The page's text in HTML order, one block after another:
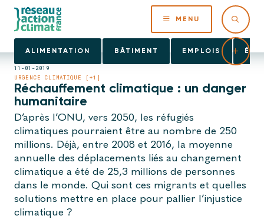
MENU
ALIMENTATION BÂTIMENT EMPLOIS
11-01-2019
URGENCE CLIMATIQUE [+1]
Réchauffement climatique : un danger
humanitaire
D’après l’ONU, vers 2050, les réfugiés
climatiques pourraient être au nombre de 250
millions. Déjà, entre 2008 et 2016, la moyenne
annuelle des déplacements liés au changement
climatique a été de 25,3 millions de personnes
dans le monde. Qui sont ces migrants et quelles
solutions mettre en place pour pallier l’injustice
climatique ?